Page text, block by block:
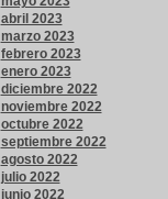
abril 2023
marzo 2023
febrero 2023
enero 2023
diciembre 2022
noviembre 2022
octubre 2022
septiembre 2022
agosto 2022
julio 2022
junio 2022